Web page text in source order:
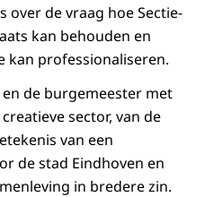
de vraag hoe Sectie-
kan behouden en
kan professionaliseren.
de burgemeester met
sector, van de
van een
de stad Eindhoven en
in bredere zin.